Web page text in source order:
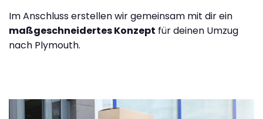
Im Anschluss erstellen wir gemeinsam mit dir ein
maßgeschneidertes Konzept für deinen Umzug
nach Plymouth.